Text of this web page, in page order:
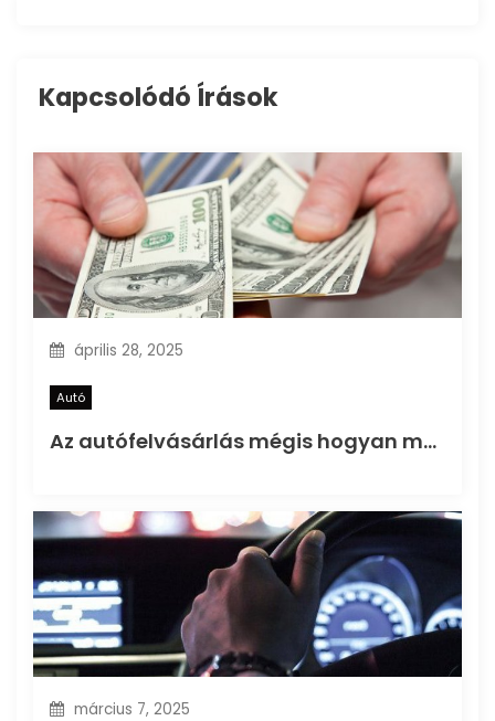
s
a
v
i
g
á
ó
Kapcsolódó Írások
április 28, 2025
Autó
Az autófelvásárlás mégis hogyan működik és mire figyeljünk oda?
március 7, 2025